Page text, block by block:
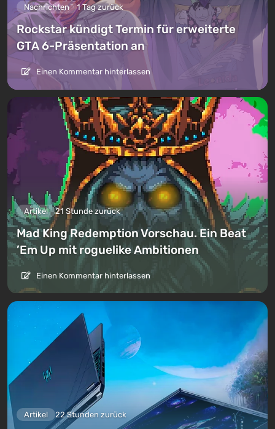
Nachrichten 1 Tag zurück
Rockstar kündigt Termin für erweiterte
GTA 6-Präsentation an
Einen Kommentar hinterlassen
Artikel 21 Stunde zurück
Mad King Redemption Vorschau. Ein Beat
’Em Up mit roguelike Ambitionen
Einen Kommentar hinterlassen
Artikel 22 Stunden zurück